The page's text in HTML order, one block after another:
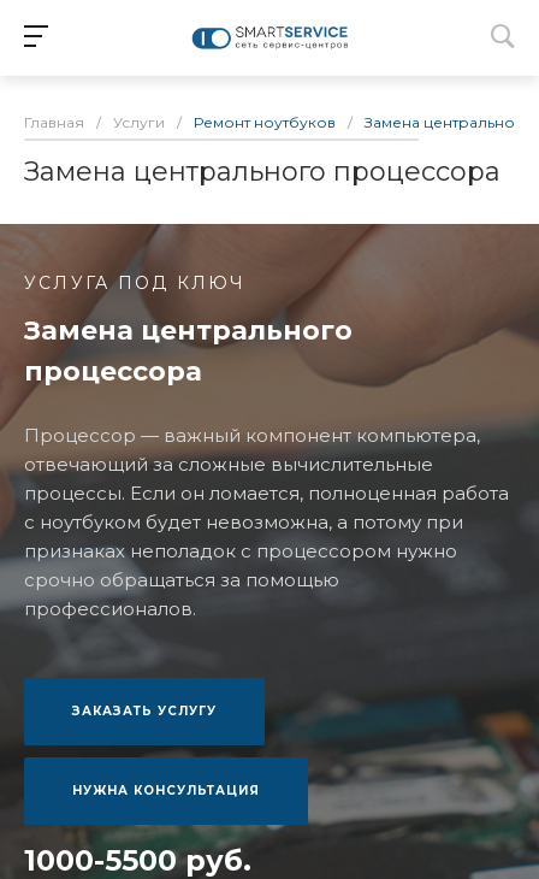
Главная / Услуги / Ремонт ноутбуков / Замена
Замена центрального процессора
УСЛУГА ПОД КЛЮЧ
Замена центрального
процессора
Процессор — важный компонент компьютера,
отвечающий за сложные вычислительные
процессы. Если он ломается, полноценная работа
с ноутбуком будет невозможна, а потому при
признаках неполадок с процессором нужно
срочно обращаться за помощью
профессионалов.
ЗАКАЗАТЬ УСЛУГУ
НУЖНА КОНСУЛЬТАЦИЯ
1000-5500 руб.